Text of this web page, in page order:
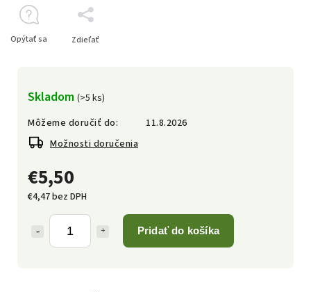
€5,50
€4,47 bez DPH
Pridať do košíka
Skladom (>5 ks)
Môžeme doručiť do:
11.8.2026
Možnosti doručenia
Opýtať sa Zdieľať